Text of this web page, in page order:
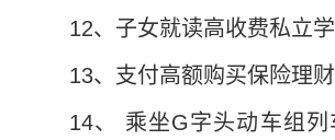
12、子女就读高收费私立学
13、支付高额购买保险理财
14、 乘坐G字头动车组列